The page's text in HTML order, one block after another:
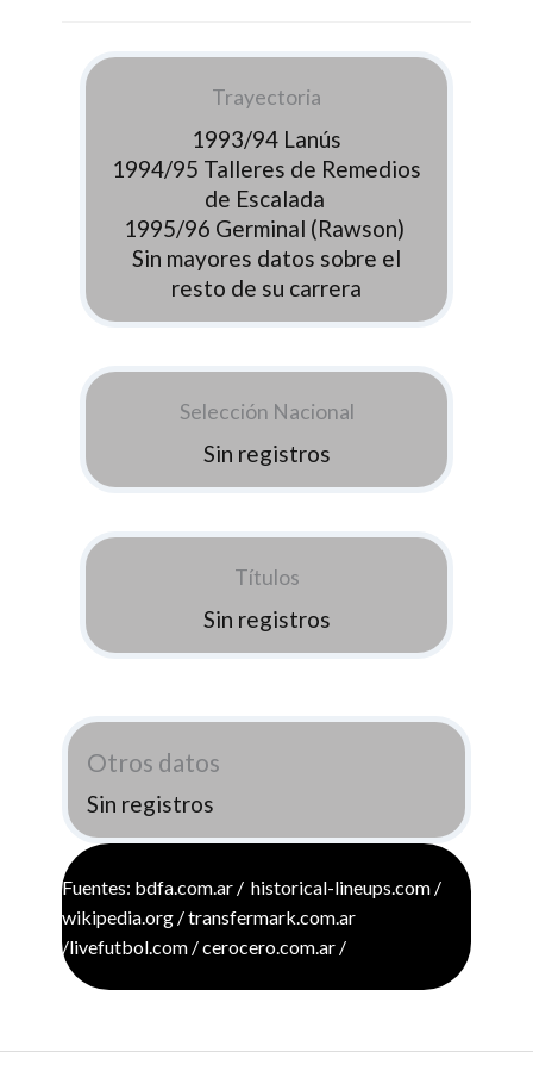
Trayectoria
1993/94 Lanús
1994/95 Talleres de Remedios
de Escalada
1995/96 Germinal (Rawson)
Sin mayores datos sobre el
resto de su carrera
Selección Nacional
Sin registros
Títulos
Sin registros
Otros datos
Sin registros
Fuentes: bdfa.com.ar / historical-lineups.com /
wikipedia.org / transfermark.com.ar
/livefutbol.com / cerocero.com.ar /